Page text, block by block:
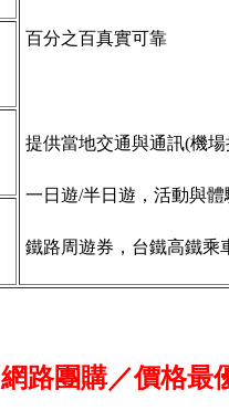
百分之百真實可靠
提供當地交通與通訊(機
一日遊/半日遊，活動與
鐵路周遊券，台鐵高鐵乘
網路團購／價格最